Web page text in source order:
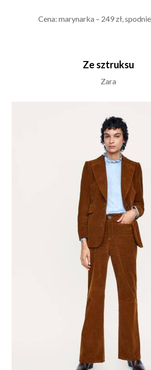
Cena: marynarka – 249 zł,
Ze sztruksu
Zara